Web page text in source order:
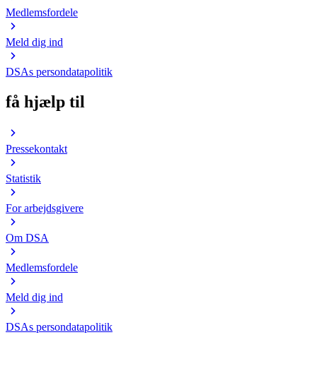
Medlemsfordele
Meld dig ind
DSAs persondatapolitik
få hjælp til
Pressekontakt
Statistik
For arbejdsgivere
Om DSA
Medlemsfordele
Meld dig ind
DSAs persondatapolitik